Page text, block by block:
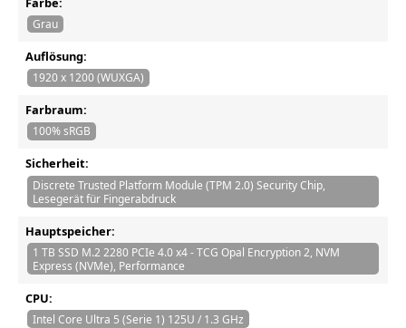
Grau
Auflösung:
1920 x 1200 (WUXGA)
Farbraum:
100% sRGB
Sicherheit:
Discrete Trusted Platform Module (TPM 2.0) Security Chip,
Lesegerät für Fingerabdruck
Hauptspeicher:
1 TB SSD M.2 2280 PCIe 4.0 x4 - TCG Opal Encryption 2, NVM
Express (NVMe), Performance
CPU:
Intel Core Ultra 5 (Serie 1) 125U / 1.3 GHz